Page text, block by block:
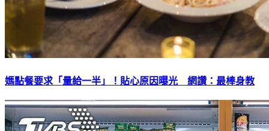
媽點餐要求「量給一半」！貼心原因曝光 網讚：最棒身教